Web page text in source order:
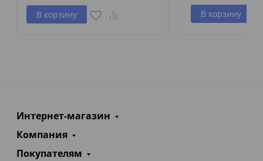
В корзину В корзину
Интернет-магазин
Компания
Покупателям